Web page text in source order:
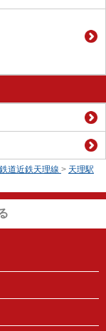
道近鉄天理線 > 天理駅